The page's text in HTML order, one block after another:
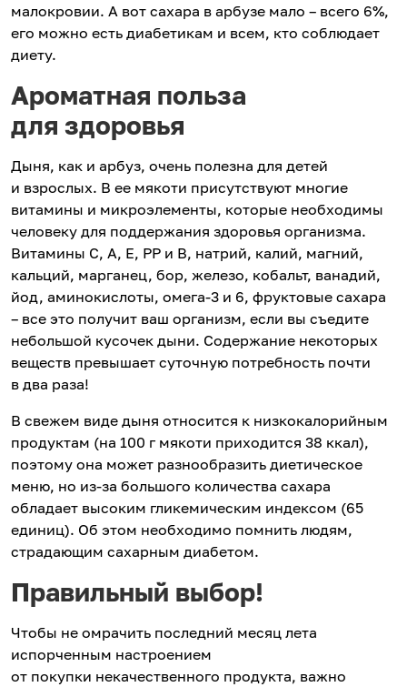
малокровии. А вот сахара в арбузе мало – всего 6%,
его можно есть диабетикам и всем, кто соблюдает
диету.
Ароматная польза
для здоровья
Дыня, как и арбуз, очень полезна для детей
и взрослых. В ее мякоти присутствуют многие
витамины и микроэлементы, которые необходимы
человеку для поддержания здоровья организма.
Витамины С, А, Е, РР и В, натрий, калий, магний,
кальций, марганец, бор, железо, кобальт, ванадий,
йод, аминокислоты, омега-3 и 6, фруктовые сахара
– все это получит ваш организм, если вы съедите
небольшой кусочек дыни. Содержание некоторых
веществ превышает суточную потребность почти
в два раза!
В свежем виде дыня относится к низкокалорийным
продуктам (на 100 г мякоти приходится 38 ккал),
поэтому она может разнообразить диетическое
меню, но из-за большого количества сахара
обладает высоким гликемическим индексом (65
единиц). Об этом необходимо помнить людям,
страдающим сахарным диабетом.
Правильный выбор!
Чтобы не омрачить последний месяц лета
испорченным настроением
от покупки некачественного продукта, важно